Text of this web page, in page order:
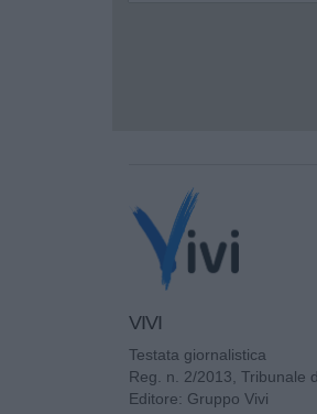
VIVI
Testata giornalistica
Reg. n. 2/2013, Tribunale
Editore: Gruppo Vivi